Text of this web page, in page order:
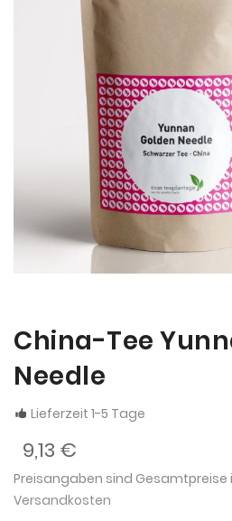
China-Tee
Needle
Lieferzeit 1-5 Tage
9,13 €
Preisangaben sind Gesamtpreise
Versandkosten